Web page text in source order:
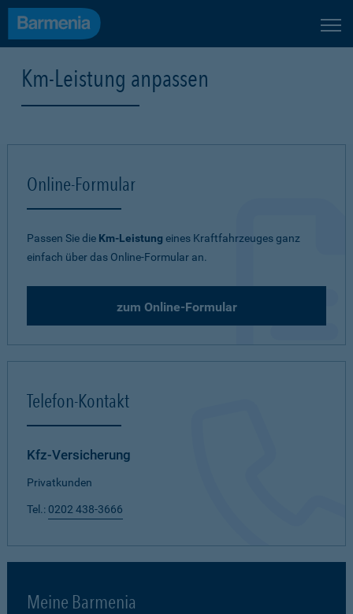
Km-Leistung anpassen
Online-Formular
Passen Sie die Km-Leistung eines Kraftfahrzeuges ganz
einfach über das Online-Formular an.
zum Online-Formular
Telefon-Kontakt
Kfz-Versicherung
Privatkunden
Tel.: 0202 438-3666
Meine Barmenia